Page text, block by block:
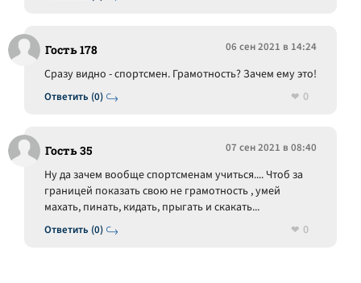
Гость 178 06 сен 2021 в 14:24
Ответить (0)
Сразу видно - спортсмен. Грамотность? Зачем ему это!
0
Гость 35 07 сен 2021 в 08:40
Ответить (0)
Ну да зачем вообще спортсменам учиться.... Чтоб за
границей показать свою не грамотность , умей
махать, пинать, кидать, прыгать и скакать...
0